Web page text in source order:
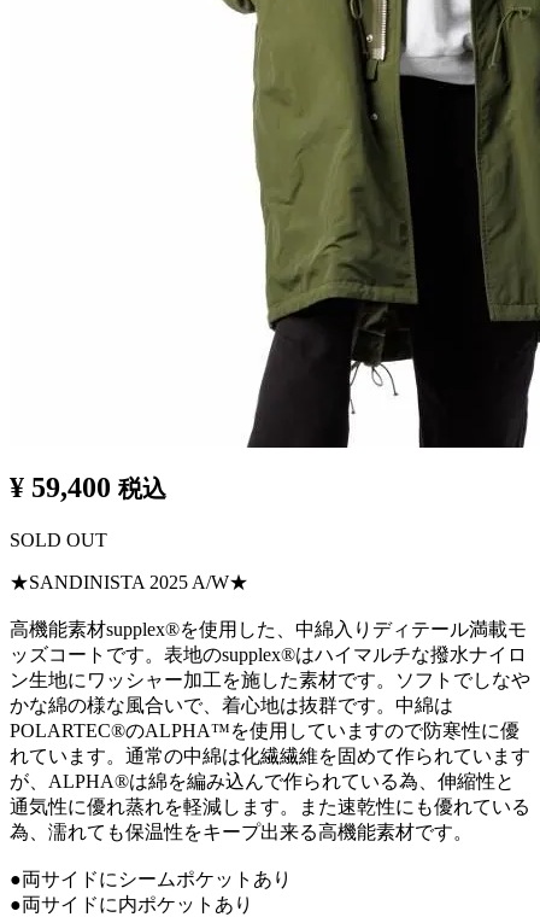
¥ 59,400 税込
SOLD OUT
★SANDINISTA 2025 A/W★
高機能素材supplex®を使用した、中綿入りディテール満載モ
ッズコートです。表地のsupplex®はハイマルチな撥水ナイロ
ン生地にワッシャー加工を施した素材です。ソフトでしなや
かな綿の様な風合いで、着心地は抜群です。中綿は
POLARTEC®︎のALPHA™︎を使用していますので防寒性に優
れています。通常の中綿は化繊繊維を固めて作られています
が、ALPHA®︎は綿を編み込んで作られている為、伸縮性と
通気性に優れ蒸れを軽減します。また速乾性にも優れている
為、濡れても保温性をキープ出来る高機能素材です。
●両サイドにシームポケットあり
●両サイドに内ポケットあり